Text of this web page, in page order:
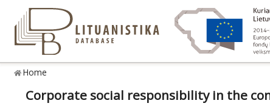
Home
Corporate social responsibility in the